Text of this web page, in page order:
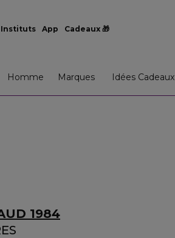
Instituts App Cadeaux 🎁
Homme Marques Idées Cadeaux
1984